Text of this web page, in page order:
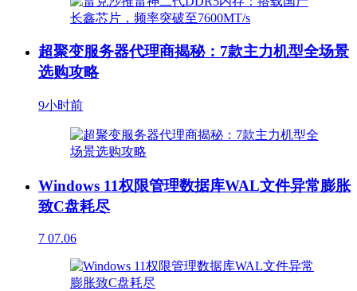
超聚变服务器代理商揭秘：7款主力机型全场景
选购攻略
9小时前
Windows 11权限管理数据库WAL文件异常膨胀
致C盘耗尽
7 07.06